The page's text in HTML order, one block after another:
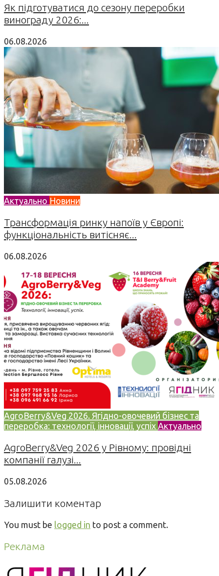
Як підготуватися до сезону переробки
винограду 2026:...
06.08.2026
Актуально Новини
Трансформація ринку напоїв у Європі:
функціональність витісняє...
06.08.2026
AgroBerry&Veg 2026. Ягідно-овочевий бізнес та
переробка: технології, інновації, успіх Актуально
AgroBerry&Veg 2026 у Рівному: провідні
компанії галузі...
05.08.2026
Залишити коментар
You must be logged in to post a comment.
Реклама